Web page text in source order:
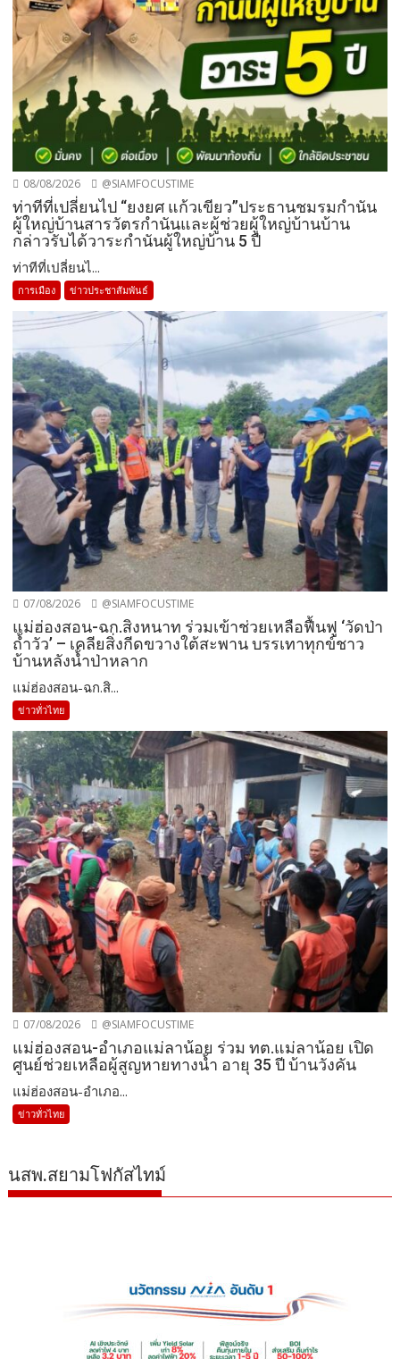
08/08/2026 @SIAMFOCUSTIME
ท่าทีที่เปลี่ยนไป “ยงยศ แก้วเขียว”ประธานชมรมกำนัน
ผู้ใหญ่บ้านสารวัตรกำนันและผู้ช่วยผู้ใหญ่บ้านบ้าน
กล่าวรับได้วาระกำนันผู้ใหญ่บ้าน 5 ปี
ท่าทีที่เปลี่ยนไ...
การเมือง ข่าวประชาสัมพันธ์
07/08/2026 @SIAMFOCUSTIME
แม่ฮ่องสอน-ฉก.สิงหนาท ร่วมเข้าช่วยเหลือฟื้นฟู ‘วัดป่า
ถ้ำวัว’ – เคลียสิ่งกีดขวางใต้สะพาน บรรเทาทุกข์ชาว
บ้านหลังน้ำป่าหลาก
แม่ฮ่องสอน-ฉก.สิ...
ข่าวทั่วไทย
07/08/2026 @SIAMFOCUSTIME
แม่ฮ่องสอน-อำเภอแม่ลาน้อย ร่วม ทต.แม่ลาน้อย เปิด
ศูนย์ช่วยเหลือผู้สูญหายทางน้ำ อายุ 35 ปี บ้านวังคัน
แม่ฮ่องสอน-อำเภอ...
ข่าวทั่วไทย
นสพ.สยามโฟกัสไทม์